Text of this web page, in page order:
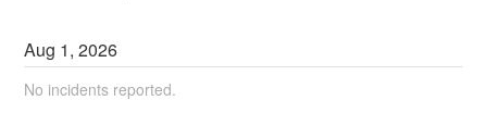
Aug 1,2026
No incidents reported.